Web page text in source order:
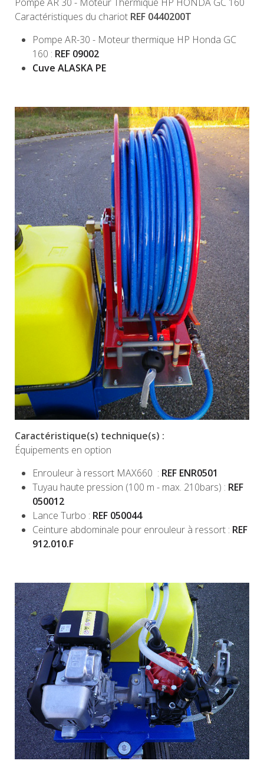
Caractéristiques du chariot REF 0440200T
Pompe AR-30 - Moteur thermique HP Honda GC
160 : REF 09002
Cuve ALASKA PE
Caractéristique(s) technique(s) :
Équipements en option
Enrouleur à ressort MAX660 : REF ENR0501
Tuyau haute pression (100 m - max. 210bars) : REF
050012
Lance Turbo : REF 050044
Ceinture abdominale pour enrouleur à ressort : REF
912.010.F